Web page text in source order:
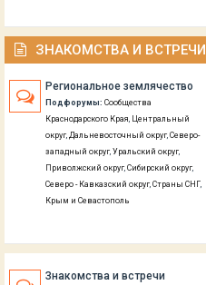
ЗНАКОМСТВА И ВСТРЕЧИ
Региональное землячество
Подфорумы: Сообщества
Краснодарского Края
Центральный
округ Дальневосточный округ Северо-
западный округ Уральский округ
Приволжский округ Сибирский округ
Северо - Кавказский округ Страны СНГ
Крым и Севастополь
Знакомства и встречи